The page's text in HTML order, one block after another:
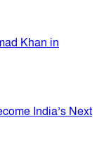
Khan in
India’s Next